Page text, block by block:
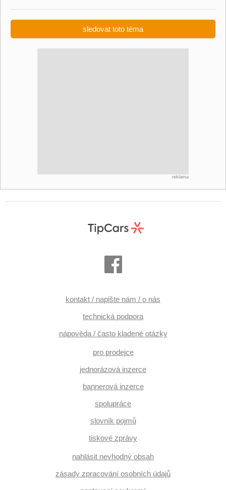
sledovat toto téma
reklama
kontakt / napište nám / o nás
technická podpora
nápověda / často kladené otázky
pro prodejce
jednorázová inzerce
bannerová inzerce
spolupráce
slovník pojmů
tiskové zprávy
nahlásit nevhodný obsah
zásady zpracování osobních údajů